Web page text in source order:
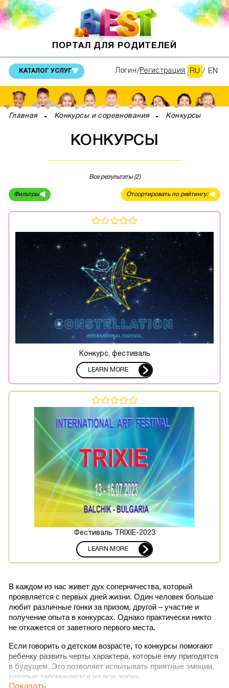
ПОРТАЛ ДЛЯ РОДИТЕЛЕЙ
КАТАЛОГ УСЛУГ RU / EN
Логин Регистрация
Главная Конкурсы и соревнования Конкурсы
КОНКУРСЫ
Все результаты (2)
Отсортировать по рейтингу:
Фильтры
Конкурс, фестиваль
LEARN MORE
Фестиваль TRIXIE-2023
LEARN MORE
В каждом из нас живет дух соперничества, который
проявляется с первых дней жизни. Один человек больше
любит различные гонки за призом, другой – участие и
получение опыта в конкурсах. Однако практически никто
не откажется от заветного первого места.
Если говорить о детском возрасте, то конкурсы помогают
ребенку развить черты характера, которые ему пригодятся
в будущем. Это позволяет испытывать приятные эмоции,
которые запоминаются на всю жизнь.